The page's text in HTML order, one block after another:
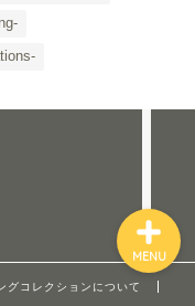
グコレクションについて
MENU
と
チラから